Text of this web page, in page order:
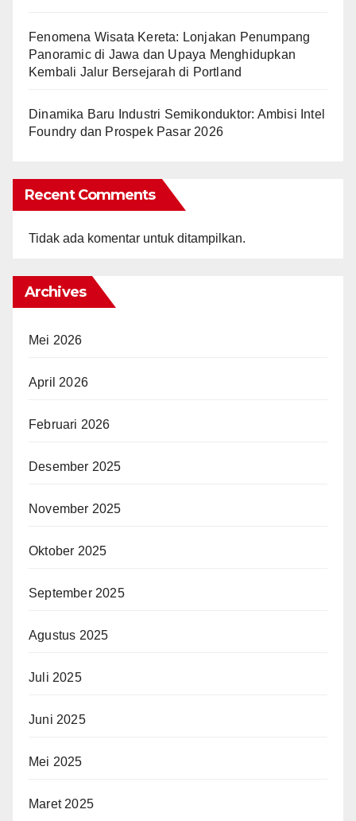
Fenomena Wisata Kereta: Lonjakan Penumpang
Panoramic di Jawa dan Upaya Menghidupkan
Kembali Jalur Bersejarah di Portland
Dinamika Baru Industri Semikonduktor: Ambisi Intel
Foundry dan Prospek Pasar 2026
Recent Comments
Tidak ada komentar untuk ditampilkan.
Archives
Mei 2026
April 2026
Februari 2026
Desember 2025
November 2025
Oktober 2025
September 2025
Agustus 2025
Juli 2025
Juni 2025
Mei 2025
Maret 2025